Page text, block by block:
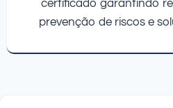
certificado garantindo
prevenção de riscos e